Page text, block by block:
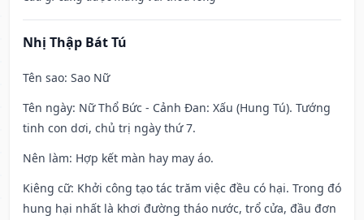
Nhị Thập Bát Tú
Tên sao: Sao Nữ
Tên ngày: Nữ Thổ Bức - Cảnh Đan: Xấu (Hung Tú). Tướng
tinh con dơi, chủ trị ngày thứ 7.
Nên làm: Hợp kết màn hay may áo.
Kiêng cữ: Khởi công tạo tác trăm việc đều có hại. Trong đó
hung hại nhất là khơi đường tháo nước, trổ cửa, đầu đơn